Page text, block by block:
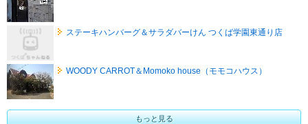
ステーキハンバーグ＆サラダバーけん つくば学園東通り店
WOODY CARROT＆Momoko house（モモコハウス）
もっと見る